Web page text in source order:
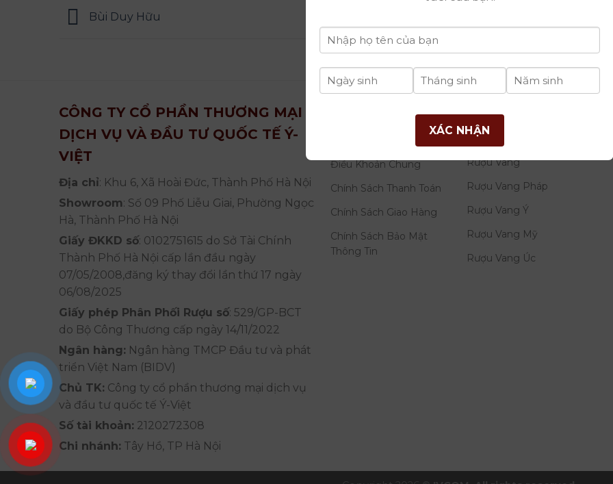
Bùi Duy Hữu
CÔNG TY CỔ PHẦN THƯƠNG MẠI
DỊCH VỤ VÀ ĐẦU TƯ QUỐC TẾ Ý-
VIỆT
Địa chỉ: Khu 6, Xã Hoài Đức, Thành Phố Hà Nội
Showroom: Số 09 Phố Liễu Giai, Phường Ngọc
Hà, Thành Phố Hà Nội
Giấy ĐKKD số: 0102751615 do Sở Tài Chính
Thành Phố Hà Nội cấp lần đầu ngày
07/05/2008,đăng ký thay đổi lần thứ 17 ngày
06/08/2025
Giấy phép Phân Phối Rượu số: 529/GP-BCT
do Bộ Công Thương cấp ngày 14/11/2022
Ngân hàng: Ngân hàng TMCP Đầu tư và phát
triển Việt Nam (BIDV)
Chủ TK: Công ty cổ phần thương mại dịch vụ
và đầu tư quốc tế Ý-Việt
Số tài khoản: 2120272308
Chi nhánh: Tây Hồ, TP Hà Nội
THÔNG TIN
Điều Khoản Chung
Chính Sách Thanh Toán
Chính Sách Giao Hàng
Chính Sách Bảo Mật
Thông Tin
DANH MỤC
RƯỢU
Rượu Vang
Rượu Vang Pháp
Rượu Vang Ý
Rượu Vang Mỹ
Rượu Vang Úc
XÁC NHẬN